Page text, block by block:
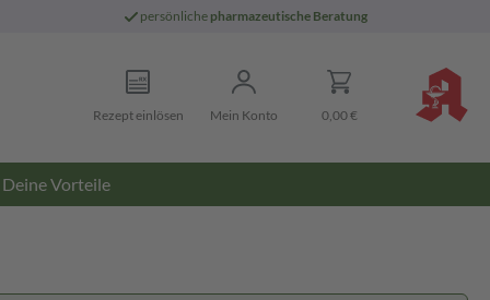
persönliche pharmazeutische Beratung
Rezept einlösen Mein Konto 0,00 €
Deine Vorteile